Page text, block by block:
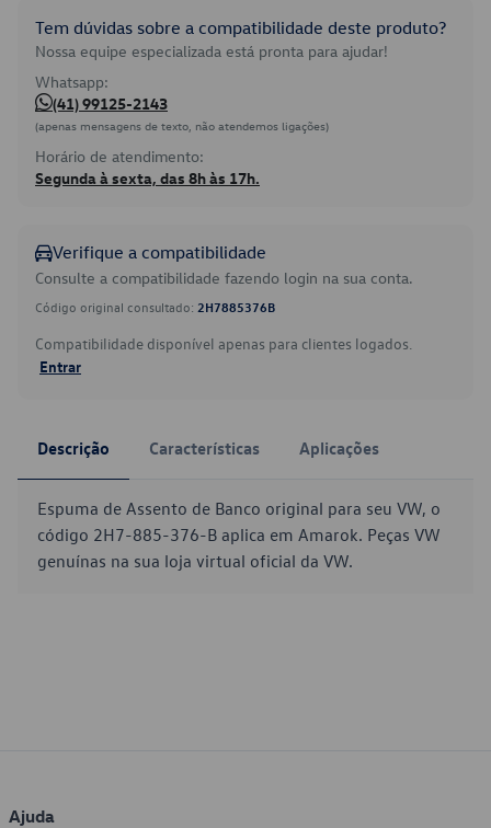
Tem dúvidas sobre a compatibilidade deste produto?
Nossa equipe especializada está pronta para ajudar!
Whatsapp:
(41) 99125-2143
(apenas mensagens de texto, não atendemos ligações)
Horário de atendimento:
Segunda à sexta, das 8h às 17h.
Verifique a compatibilidade
Consulte a compatibilidade fazendo login na sua conta.
Código original consultado: 2H7885376B
Compatibilidade disponível apenas para clientes logados.
Entrar
Descrição Características Aplicações
Espuma de Assento de Banco original para seu VW, o
código 2H7-885-376-B aplica em Amarok. Peças VW
genuínas na sua loja virtual oficial da VW.
Ajuda